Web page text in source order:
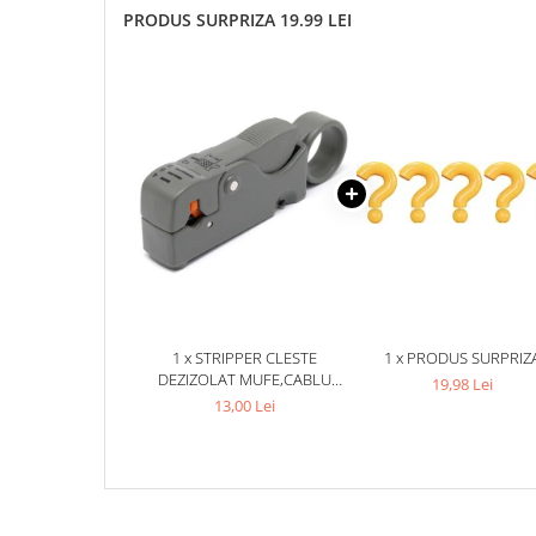
PRODUS SURPRIZA 19.99 LEI
1 x STRIPPER CLESTE
DEZIZOLAT MUFE,CABLU
COAXIAL HT-332
13,00 Lei
1 x PRODUS
19,98 Lei